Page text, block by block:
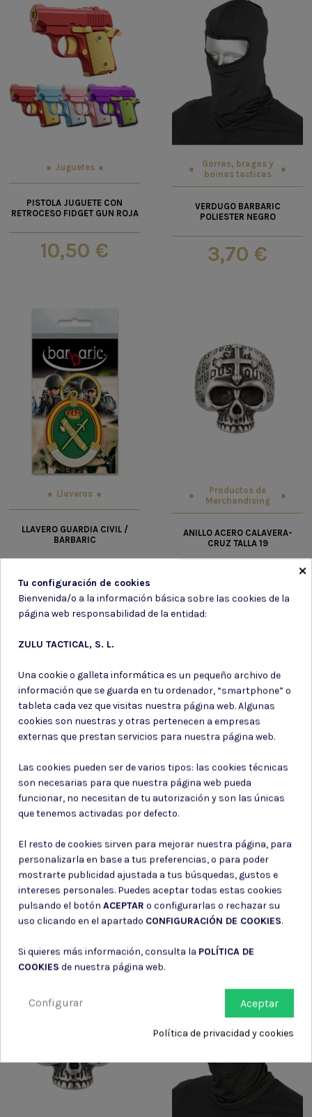
Juguetes
PISTOLA JUGUETE CON
RETROCESO FIDGET GUN ROJA
10,50 €
Gorras, bragas y
boinas tacticas
VERDUGO BARBARIC
POLIESTER NEGRO
3,70 €
Llaveros
LLAVERO GUARDIA CIVIL /
BARBARIC
4,20 €
Productos de
Merchandising
ANILLO ACERO CALAVERA-
CRUZ TALLA 19
Parches ejercito
PARCHE CHANDAL GIMNASIA
ROJO SOLDADO PROFESIONAL
3,10 €
PIN PERSONALIZABLE /
BARBARIC / COLOR PLATA
3,15 €
×
Tu configuración de cookies
Bienvenida/o a la información básica sobre las cookies de la
página web responsabilidad de la entidad:
ZULU TACTICAL, S. L.
Una cookie o galleta informática es un pequeño archivo de
información que se guarda en tu ordenador, “smartphone” o
tableta cada vez que visitas nuestra página web. Algunas
cookies son nuestras y otras pertenecen a empresas
externas que prestan servicios para nuestra página web.
Las cookies pueden ser de varios tipos: las cookies técnicas
son necesarias para que nuestra página web pueda
funcionar, no necesitan de tu autorización y son las únicas
que tenemos activadas por defecto.
El resto de cookies sirven para mejorar nuestra página, para
personalizarla en base a tus preferencias, o para poder
mostrarte publicidad ajustada a tus búsquedas, gustos e
intereses personales. Puedes aceptar todas estas cookies
pulsando el botón ACEPTAR o configurarlas o rechazar su
uso clicando en el apartado CONFIGURACIÓN DE COOKIES.
Si quieres más información, consulta la POLÍTICA DE
COOKIES de nuestra página web.
Aceptar
Configurar
Política de privacidad y cookies